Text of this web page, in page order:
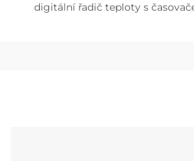
digitální řadič teploty s